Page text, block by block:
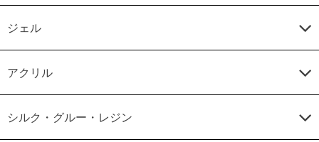
ジェル
アクリル
シルク・グルー・レジン